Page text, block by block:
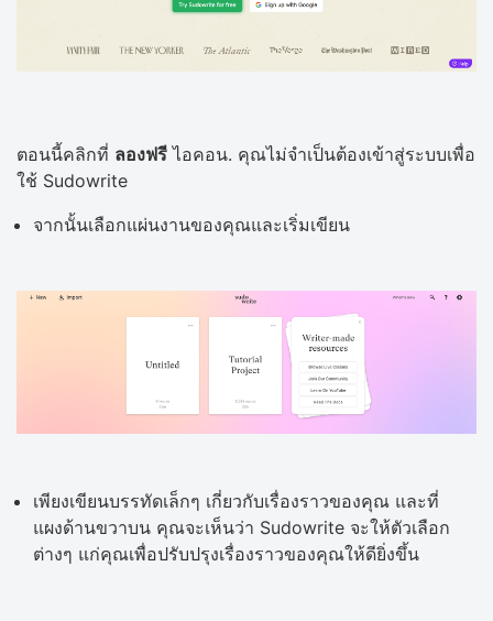
ตอนนี้คลิกที่ ลองฟรี ไอคอน. คุณไม่จำเป็นต้องเข้าสู่ระบบเพื่อ
ใช้ Sudowrite
จากนั้นเลือกแผ่นงานของคุณและเริ่มเขียน
เพียงเขียนบรรทัดเล็กๆ เกี่ยวกับเรื่องราวของคุณ และที่
แผงด้านขวาบน คุณจะเห็นว่า Sudowrite จะให้ตัวเลือก
ต่างๆ แก่คุณเพื่อปรับปรุงเรื่องราวของคุณให้ดียิ่งขึ้น